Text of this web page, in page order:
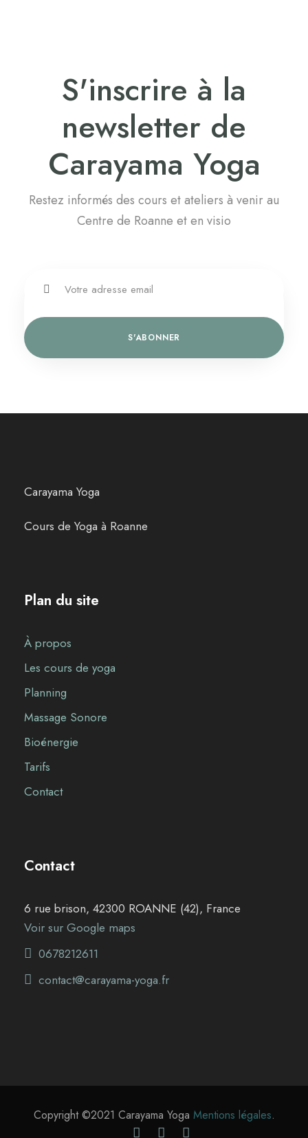
S'inscrire à la
newsletter de
Carayama Yoga
Restez informés des cours et ateliers à venir au
Centre de Roanne et en visio
Carayama Yoga
Cours de Yoga à Roanne
Plan du site
À propos
Les cours de yoga
Planning
Massage Sonore
Bioénergie
Tarifs
Contact
Contact
6 rue brison, 42300 ROANNE (42), France
Voir sur Google maps
0678212611
contact@carayama-yoga.fr
Copyright ©2021 Carayama Yoga Mentions légales.